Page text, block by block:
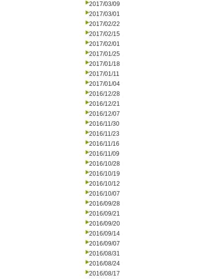
2017/03/09
2017/03/01
2017/02/22
2017/02/15
2017/02/01
2017/01/25
2017/01/18
2017/01/11
2017/01/04
2016/12/28
2016/12/21
2016/12/07
2016/11/30
2016/11/23
2016/11/16
2016/11/09
2016/10/28
2016/10/19
2016/10/12
2016/10/07
2016/09/28
2016/09/21
2016/09/20
2016/09/14
2016/09/07
2016/08/31
2016/08/24
2016/08/17